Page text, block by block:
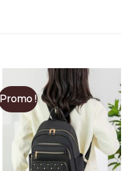
Promo !